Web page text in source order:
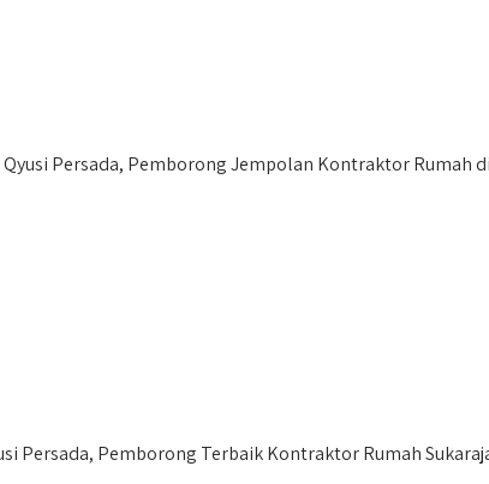
Persada, Pemborong Jempolan Kontraktor Rumah
Persada, Pemborong Terbaik Kontraktor Rumah